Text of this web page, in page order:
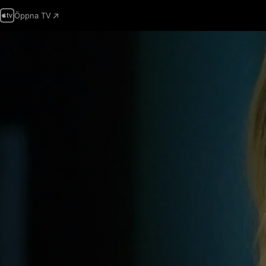
Öppna TV